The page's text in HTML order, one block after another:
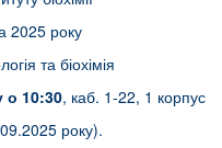
2025 року
та біохімія
о 10:30, каб. 1-22, 1 корпус
року).